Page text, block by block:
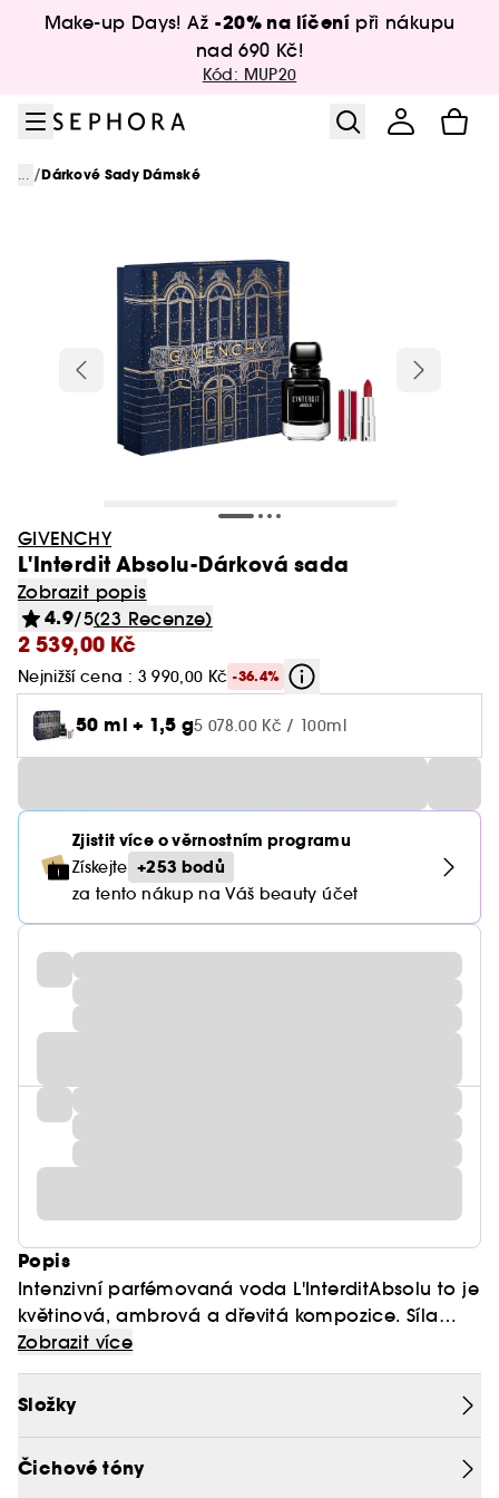
Přejít na hlavní obsah
Make-up Days! Až -20% na líčení při nákupu
nad 690 Kč!
Kód: MUP20
... /Dárkové Sady Dámské
GIVENCHY
L'Interdit Absolu-Dárková sada
Zobrazit popis
4.9/5(23 Recenze)
2 539,00 Kč
Nejnižší cena : 3 990,00 Kč -36.4%
50 ml + 1,5 g5 078.00 Kč / 100ml
Zjistit více o věrnostním programu
Získejte +253 bodů
za tento nákup na Váš beauty účet
Popis
Intenzivní parfémovaná voda L'InterditAbsolu to je
květinová, ambrová a dřevitá kompozice. Síla
originálního buketu bílých květů L'Interdit –
kvarteta pomerančového květu, tuberózy a
jasmínu sambac – je obohacena o
Essential. Hranice se rozostřují a děj se zhutňuje,
Zobrazit více
Složky
Čichové tóny